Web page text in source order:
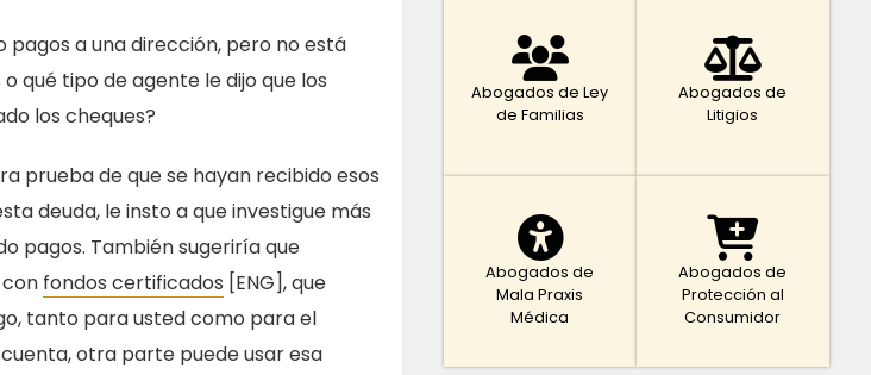
pagos a una dirección, pero no está
qué tipo de agente le dijo que los
los cheques?
prueba de que se hayan recibido esos
deuda, le insto a que investigue más
pagos. También sugeriría que
fondos certificados [ENG], que
tanto para usted como para el
otra parte puede usar esa
Abogados de Ley
de Familias
Abogados de
Litigios
Abogados de
Mala Praxis
Médica
Abogados de
Protección al
Consumidor